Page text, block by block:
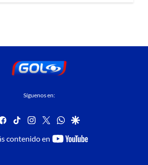
Síguenos en:
facebook
tiktok instagram
twitterwhatsapp
google
contenido en
youtube-